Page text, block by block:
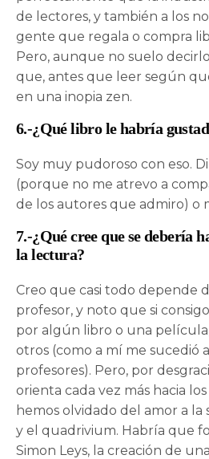
de lectores, y también a los
gente que regala o compra
Pero, aunque no suelo
que, antes que leer según
en una inopia zen.
6.-¿Qué libro le habría
Soy muy pudoroso con eso.
(porque no me atrevo a
de los autores que admiro) o
7.-¿Qué cree que se debería
la lectura?
Creo que casi todo depende
profesor, y noto que si
por algún libro o una
otros (como a mí me sucedió
profesores). Pero, por
orienta cada vez más hacia
hemos olvidado del amor a
y el quadrivium. Habría que
Simon Leys, la creación de